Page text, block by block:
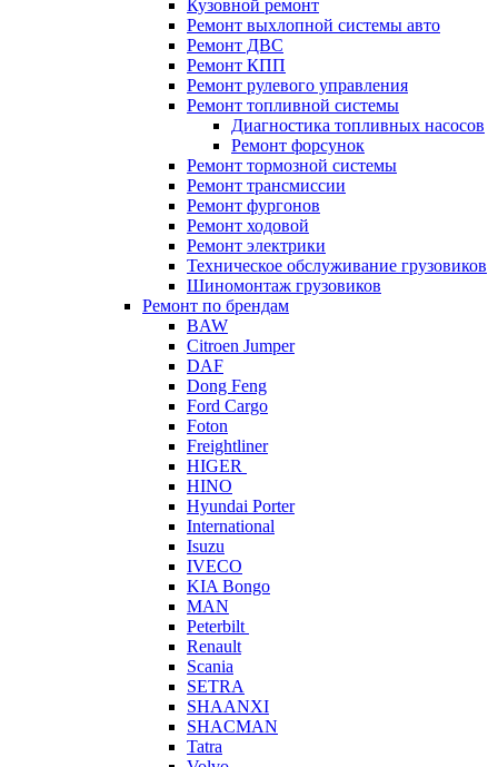
Кузовной ремонт
Ремонт выхлопной системы авто
Ремонт ДВС
Ремонт КПП
Ремонт рулевого управления
Ремонт топливной системы
Диагностика топливных насосов
Ремонт форсунок
Ремонт тормозной системы
Ремонт трансмиссии
Ремонт фургонов
Ремонт ходовой
Ремонт электрики
Техническое обслуживание грузовиков
Шиномонтаж грузовиков
Ремонт по брендам
BAW
Citroen Jumper
DAF
Dong Feng
Ford Cargo
Foton
Freightliner
HIGER
HINO
Hyundai Porter
International
Isuzu
IVECO
KIA Bongo
MAN
Peterbilt
Renault
Scania
SETRA
SHAANXI
SHACMAN
Tatra